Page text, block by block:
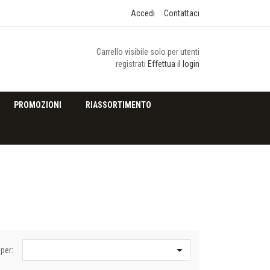
Accedi Contattaci
Carrello visibile solo per utenti
registrati Effettua il login
PROMOZIONI RIASSORTIMENTO
